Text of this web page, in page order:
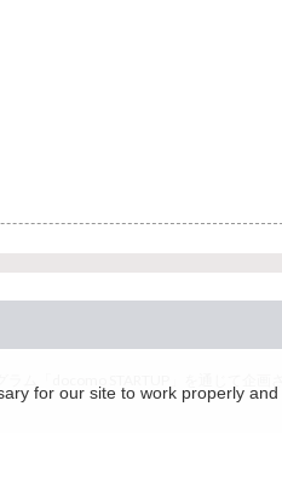
for our site to work properly